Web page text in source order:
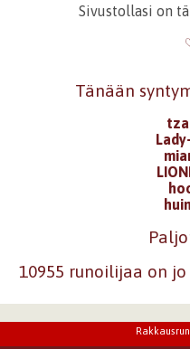
Sivustollasi on
Tänään
10955 runoilijaa on